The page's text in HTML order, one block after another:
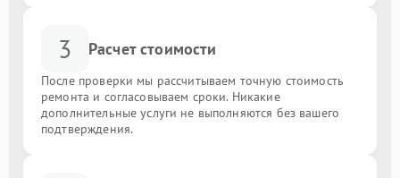
3 Расчет стоимости
После проверки мы рассчитываем точную стоимость
ремонта и согласовываем сроки. Никакие
дополнительные услуги не выполняются без вашего
подтверждения.